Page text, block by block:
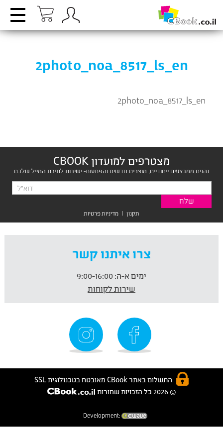
2photo_noa_8517_ls_en
2photo_noa_8517_ls_en
מצטרפים למועדון CBOOK
נהנים ממבצעים ייחודיים, מוצרים חדשים והפתעות- ישירות לתיבת המייל שלכם
תקנון | מדיניות פרטיות
צרו איתנו קשר
ימים א-ה:
שירות לקוחות
התשלום באתר CBook מאובטח בטכנולוגית SSL
© 2026 כל הזכויות שמורות
Development: